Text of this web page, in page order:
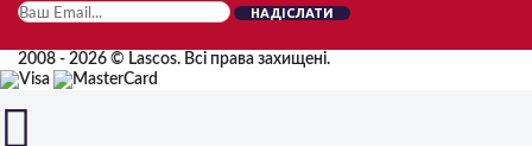
НАДІСЛАТИ
2008 - 2026 © Lascos. Всі права захищені.